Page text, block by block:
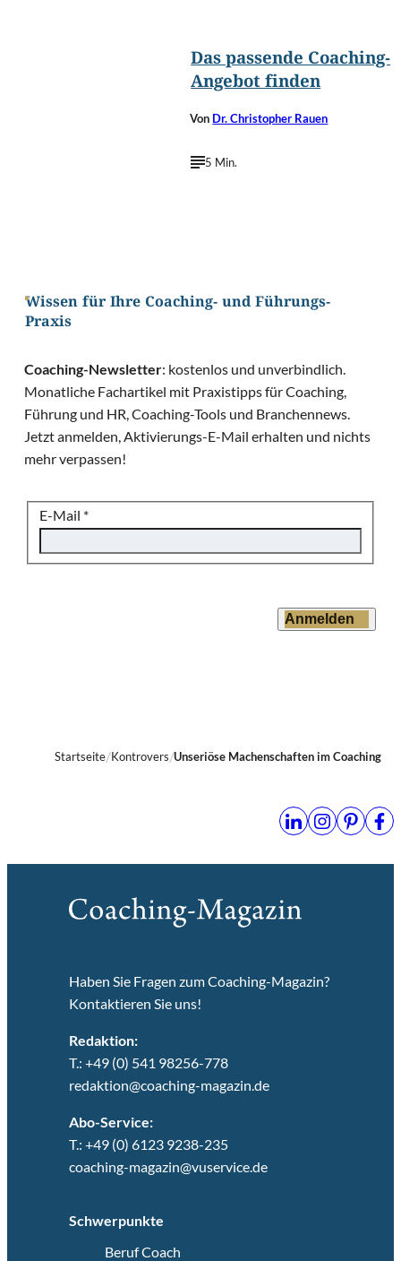
Das passende Coaching-
Angebot finden
Von Dr. Christopher Rauen
5 Min.
Wissen für Ihre Coaching- und Führungs-
Praxis
Coaching-Newsletter: kostenlos und unverbindlich.
Monatliche Fachartikel mit Praxistipps für Coaching,
Führung und HR, Coaching-Tools und Branchennews.
Jetzt anmelden, Aktivierungs-E-Mail erhalten und nichts
mehr verpassen!
E-Mail *
Anmelden
Startseite Kontrovers Unseriöse Machenschaften im Coaching
Haben Sie Fragen zum Coaching-Magazin?
Kontaktieren Sie uns!
Redaktion:
T.: +49 (0) 541 98256-778
redaktion@coaching-magazin.de
Abo-Service:
T.: +49 (0) 6123 9238-235
coaching-magazin@vuservice.de
Schwerpunkte
Beruf Coach